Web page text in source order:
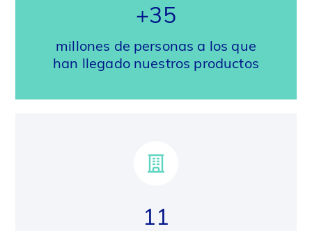
+35
millones de personas a los que
han llegado nuestros productos
11